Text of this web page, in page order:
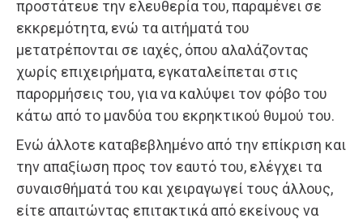
προστάτευε την ελευθερία του, παραμένει σε
εκκρεμότητα, ενώ τα αιτήματά του
μετατρέπονται σε ιαχές, όπου αλαλάζοντας
χωρίς επιχειρήματα, εγκαταλείπεται στις
παρορμήσεις του, για να καλύψει τον φόβο του
κάτω από το μανδύα του εκρηκτικού θυμού του.
Ενώ άλλοτε καταβεβλημένο από την επίκριση και
την απαξίωση προς τον εαυτό του, ελέγχει τα
συναισθήματά του και χειραγωγεί τους άλλους,
είτε απαιτώντας επιτακτικά από εκείνους να